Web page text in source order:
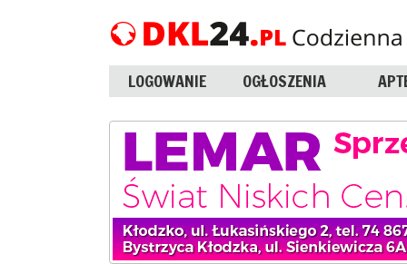
LOGOWANIE OGŁOSZENIA